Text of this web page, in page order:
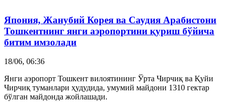
Япония, Жанубий Корея ва Саудия Арабистони
Тошкентнинг янги аэропортини қуриш бўйича
битим имзолади
18/06, 06:36
Янги аэропорт Тошкент вилоятининг Ўрта Чирчиқ ва Қуйи
Чирчиқ туманлари ҳудудида, умумий майдони 1310 гектар
бўлган майдонда жойлашади.